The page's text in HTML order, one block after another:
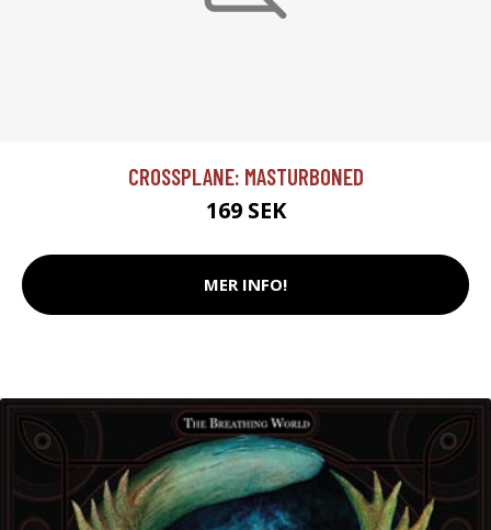
CROSSPLANE: MASTURBONED
169 SEK
MER INFO!